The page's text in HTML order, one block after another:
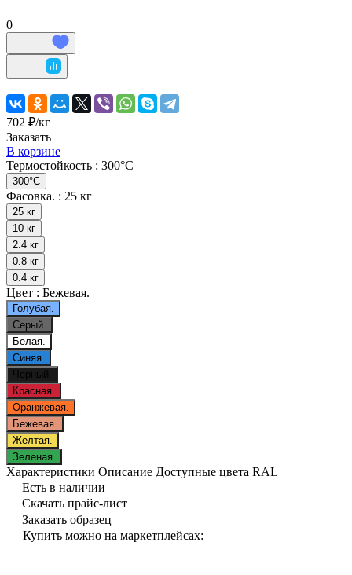
0
702 ₽/кг
Заказать
В корзине
Термостойкость : 300°С
300°С
Фасовка. : 25 кг
25 кг
10 кг
2.4 кг
0.8 кг
0.4 кг
Цвет : Бежевая.
Голубая.
Серый.
Белая.
Синяя.
Черный.
Красная.
Оранжевая.
Бежевая.
Желтая.
Зеленая.
Характеристики Описание Доступные цвета RAL
Есть в наличии
Скачать прайс-лист
Заказать образец
Купить можно на маркетплейсах: